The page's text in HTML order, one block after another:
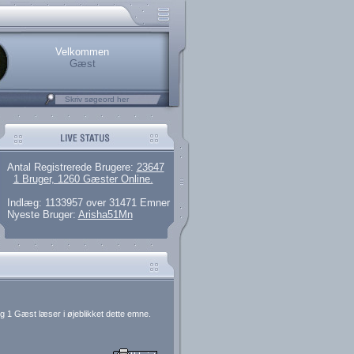
brugere
artikler og 135 guides
her.
Velkommen
Gæst
Antal Registrerede Brugere: 23647
1 Bruger, 1260 Gæster Online.
Indlæg: 1133957 over 31471 Emner
Nyeste Bruger: Arisha51Mn
1 Gæst læser i øjeblikket dette emne.